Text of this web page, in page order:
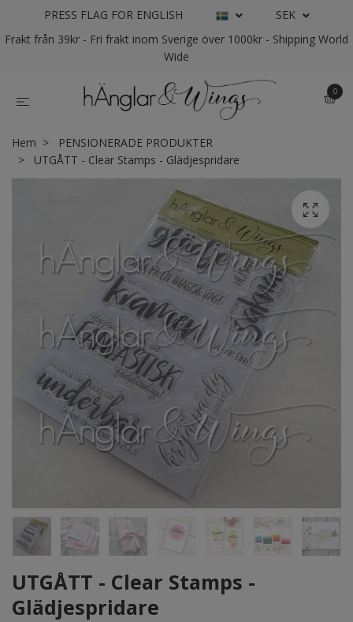
PRESS FLAG FOR ENGLISH
SEK
Frakt från 39kr - Fri frakt inom Sverige över 1000kr - Shipping World
Wide
0
Hem
PENSIONERADE PRODUKTER
UTGÅTT - Clear Stamps - Glädjespridare
UTGÅTT - Clear Stamps -
Glädjespridare